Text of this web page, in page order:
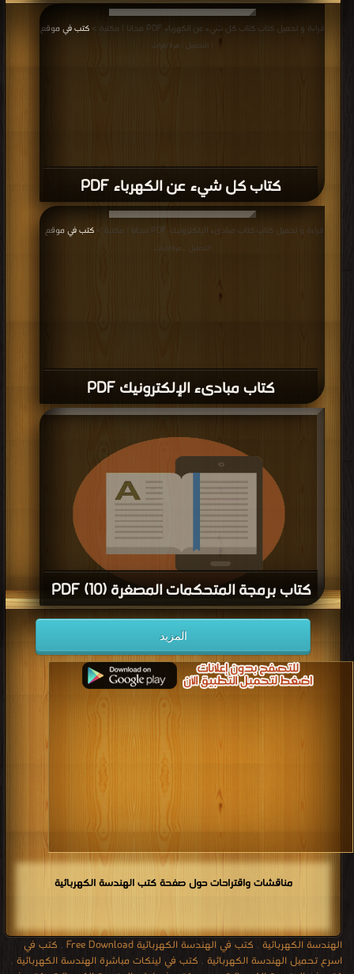
كتاب كل شيء عن الكهرباء PDF
قراءة و تحميل كتاب كتاب كل شيء عن الكهرباء PDF مجانا | مكتبة > كتب في موقع
| التحميل : مرة/مرات
كتاب مبادىء الإلكترونيك PDF
قراءة و تحميل كتاب كتاب مبادىء الإلكترونيك PDF مجانا | مكتبة > كتب في موقع
التحميل : مرة/مرات
كتاب برمجة المتحكمات المصغرة (10) PDF
قراءة و تحميل كتاب كتاب برمجة المتحكمات المصغرة (10) PDF مجانا | مكتبة >
كتب
| التحميل : مرة/مرات
المزيد
مناقشات واقتراحات حول صفحة كتب الهندسة الكهربائية
الهندسة الكهربائية , كتب في الهندسة الكهربائية Free Download , كتب في
اسرع تحميل الهندسة الكهربائية , كتب في لينكات مباشرة الهندسة الكهربائية ,